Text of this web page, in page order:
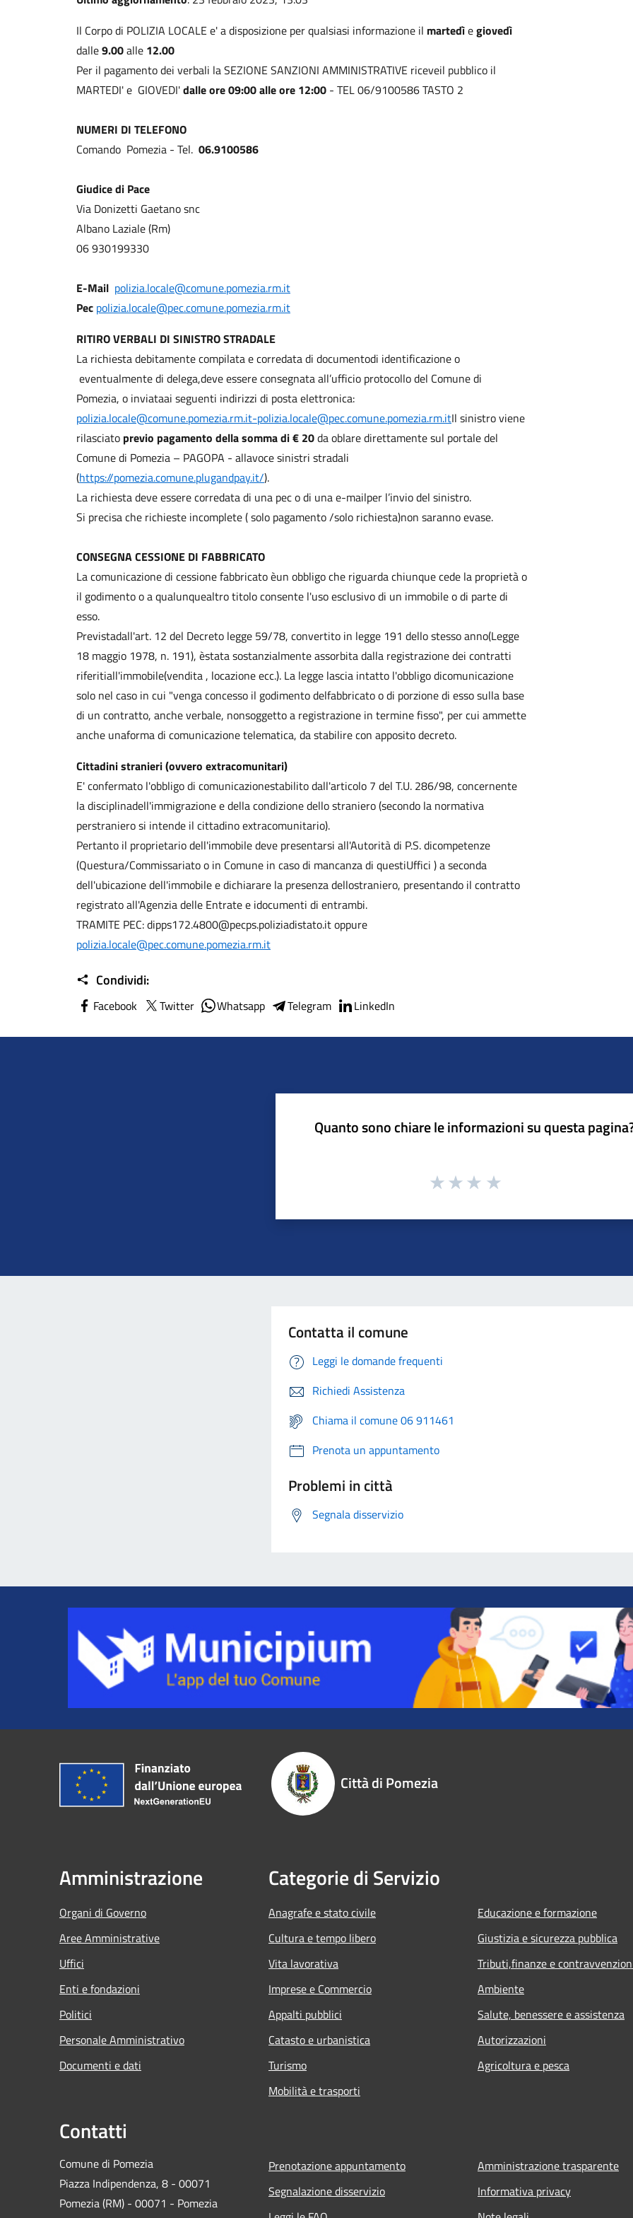
Il Corpo di POLIZIA LOCALE e' a disposizione per qualsiasi informazione il martedìegiovedì
dalle9.00alle 12.00
Per il pagamento dei verbali la SEZIONE SANZIONI AMMINISTRATIVE riceveil pubblico il
MARTEDI' e GIOVEDI'dalle ore 09:00 alle ore 12:00 - TEL 06/9100586 TASTO 2
NUMERI DI TELEFONO
Comando Pomezia - Tel. 06.9100586
Giudice di Pace
Via Donizetti Gaetano snc
Albano Laziale (Rm)
06 930199330
E-Mail polizia.locale@comune.pomezia.rm.it
Pec polizia.locale@pec.comune.pomezia.rm.it
RITIRO VERBALI DI SINISTRO STRADALE
La richiesta debitamente compilata e corredata di documentodi identificazione o
eventualmente di delega,deve essere consegnata all’ufficio protocollo del Comune di
Pomezia, o inviataai seguenti indirizzi di posta elettronica:
polizia.locale@comune.pomezia.rm.it-polizia.locale@pec.comune.pomezia.rm.itIl sinistro viene
rilasciato previo pagamento della somma di € 20da oblare direttamente sul portale del
Comune di Pomezia – PAGOPA - allavoce sinistri stradali
(https://pomezia.comune.plugandpay.it/).
La richiesta deve essere corredata di una pec o di una e-mailper l’invio del sinistro.
Si precisa che richieste incomplete ( solo pagamento /solo richiesta)non saranno evase.
CONSEGNA CESSIONE DI FABBRICATO
La comunicazione di cessione fabbricato èun obbligo che riguarda chiunque cede la proprietà o
il godimento o a qualunquealtro titolo consente l'uso esclusivo di un immobile o di parte di
esso.
Previstadall'art. 12 del Decreto legge 59/78, convertito in legge 191 dello stesso anno(Legge
18 maggio 1978, n. 191), èstata sostanzialmente assorbita dalla registrazione dei contratti
riferitiall'immobile(vendita , locazione ecc.). La legge lascia intatto l'obbligo dicomunicazione
solo nel caso in cui "venga concesso il godimento delfabbricato o di porzione di esso sulla base
di un contratto, anche verbale, nonsoggetto a registrazione in termine fisso", per cui ammette
anche unaforma di comunicazione telematica, da stabilire con apposito decreto.
Cittadini stranieri (ovvero extracomunitari)
E' confermato l'obbligo di comunicazionestabilito dall'articolo 7 del T.U. 286/98, concernente
la disciplinadell'immigrazione e della condizione dello straniero (secondo la normativa
perstraniero si intende il cittadino extracomunitario).
Pertanto il proprietario dell'immobile deve presentarsi all'Autorità di P.S. dicompetenze
(Questura/Commissariato o in Comune in caso di mancanza di questiUffici ) a seconda
dell'ubicazione dell'immobile e dichiarare la presenza dellostraniero, presentando il contratto
registrato all'Agenzia delle Entrate e idocumenti di entrambi.
TRAMITE PEC: dipps172.4800@pecps.poliziadistato.it oppure
polizia.locale@pec.comune.pomezia.rm.it
Condividi:
Facebook Twitter Whatsapp Telegram LinkedIn
Quanto sono chiare le informazioni su questa
Contatta il comune
Leggi le domande frequenti
Richiedi Assistenza
Chiama il comune 06 911461
Prenota un appuntamento
Problemi in città
Segnala disservizio
Città di Pomezia
Amministrazione
Organi di Governo
Aree Amministrative
Uffici
Enti e fondazioni
Politici
Personale Amministrativo
Documenti e dati
Categorie di Servizio
Anagrafe e stato civile
Cultura e tempo libero
Vita lavorativa
Imprese e Commercio
Appalti pubblici
Catasto e urbanistica
Turismo
Mobilità e trasporti
Educazione e formazione
Giustizia e sicurezza pubblica
Tributi,finanze e
Ambiente
Salute, benessere e assistenza
Autorizzazioni
Agricoltura e pesca
Contatti
Comune di Pomezia
Piazza Indipendenza, 8 - 00071
Pomezia (RM) - 00071 - Pomezia
Prenotazione appuntamento
Segnalazione disservizio
Amministrazione trasparente
Informativa privacy